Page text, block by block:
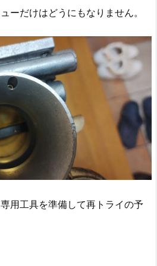
ーだけはどうにもなりません。
用工具を準備して再トライの予